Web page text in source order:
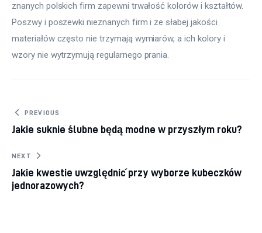
znanych polskich firm zapewni trwałość kolorów i kształtów.
Poszwy i poszewki nieznanych firm i ze słabej jakości
materiałów często nie trzymają wymiarów, a ich kolory i
wzory nie wytrzymują regularnego prania.
Nawigacja wpisu
PREVIOUS
Jakie suknie ślubne będą modne w przyszłym roku?
NEXT
Jakie kwestie uwzględnić przy wyborze kubeczków
jednorazowych?